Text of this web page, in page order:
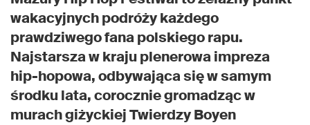
wakacyjnych podróży każdego
prawdziwego fana polskiego rapu.
Najstarsza w kraju plenerowa impreza
hip-hopowa, odbywająca się w samym
środku lata, corocznie gromadząc w
murach giżyckiej Twierdzy Boyen